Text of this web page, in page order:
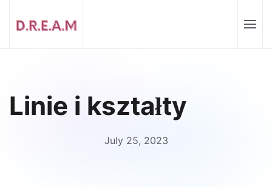
Linie i kształty
July 25, 2023